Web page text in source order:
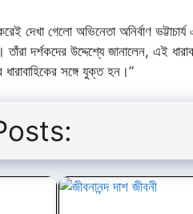
দেখা গেলো অভিনেতা অনির্বাণ ভট্টাচার্য
দর্শকদের উদ্দেশ্যে জানালেন, এই
সঙ্গে যুক্ত হন।”